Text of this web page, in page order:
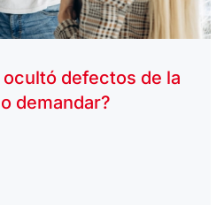
defectos de la
demandar?